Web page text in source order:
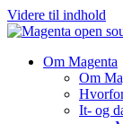
Videre til indhold
Om Magenta
Om
It- og